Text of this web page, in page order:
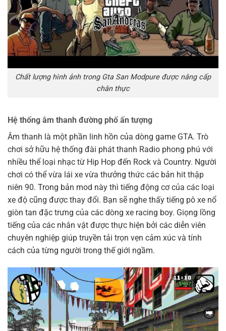
Chất lượng hình ảnh trong Gta San Modpure được nâng cấp
chân thực
Hệ thống âm thanh đường phố ấn tượng
Âm thanh là một phần linh hồn của dòng game GTA. Trò
chơi sở hữu hệ thống đài phát thanh Radio phong phú với
nhiều thể loại nhạc từ Hip Hop đến Rock và Country. Người
chơi có thể vừa lái xe vừa thưởng thức các bản hit thập
niên 90. Trong bản mod này thì tiếng động cơ của các loại
xe độ cũng được thay đổi. Bạn sẽ nghe thấy tiếng pô xe nổ
giòn tan đặc trưng của các dòng xe racing boy. Giọng lồng
tiếng của các nhân vật được thực hiện bởi các diễn viên
chuyên nghiệp giúp truyền tải trọn vẹn cảm xúc và tính
cách của từng người trong thế giới ngầm.